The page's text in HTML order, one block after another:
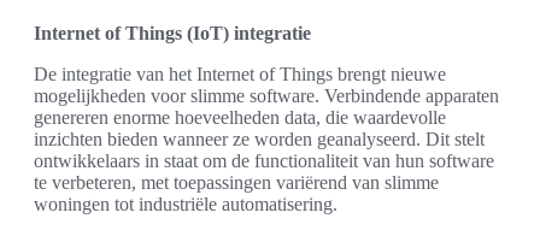
Internet of Things (IoT) integratie
De integratie van het Internet of Things brengt nieuwe
mogelijkheden voor slimme software. Verbindende apparaten
genereren enorme hoeveelheden data, die waardevolle
inzichten bieden wanneer ze worden geanalyseerd. Dit stelt
ontwikkelaars in staat om de functionaliteit van hun software
te verbeteren, met toepassingen variërend van slimme
woningen tot industriële automatisering.